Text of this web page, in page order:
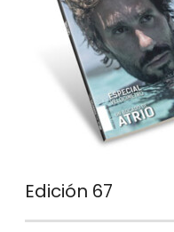
Edición 67